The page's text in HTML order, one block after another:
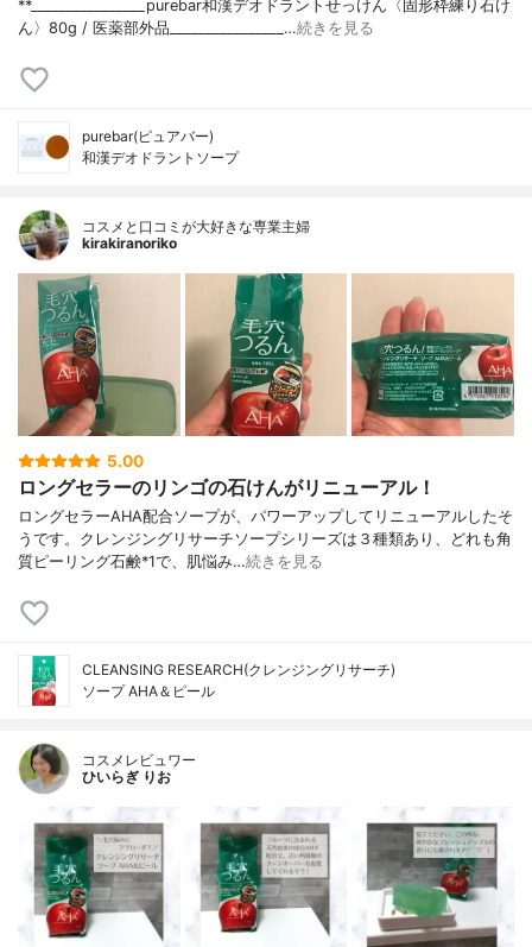
**________________⁡⁡purebar⁡和漢デオドラントせっけん〈固形枠練り石け
ん〉⁡80g / 医薬部外品⁡________________⁡…続きを見る
purebar(ピュアバー)
和漢デオドラントソープ
コスメと口コミが大好きな専業主婦
kirakiranoriko
5.00
ロングセラーのリンゴの石けんがリニューアル！
ロングセラーAHA配合ソープが、パワーアップしてリニューアルしたそ
うです。クレンジングリサーチソープシリーズは３種類あり、どれも角
質ピーリング石鹸*1で、肌悩み…続きを見る
CLEANSING RESEARCH(クレンジングリサーチ)
ソープ AHA＆ピール
コスメレビュワー
ひいらぎ りお